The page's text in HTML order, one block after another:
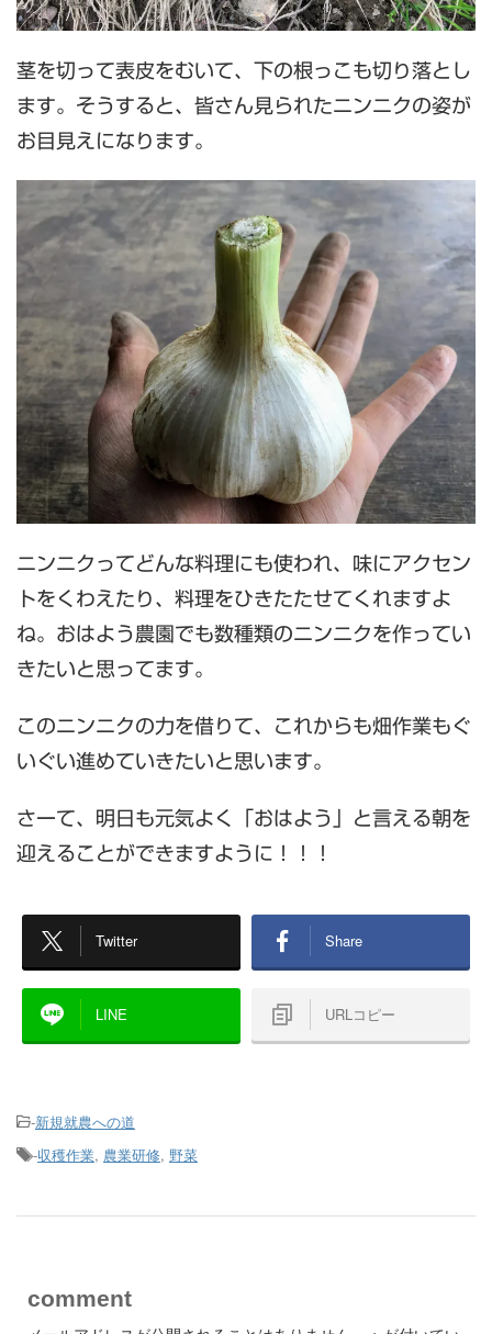
茎を切って表皮をむいて、下の根っこも切り落とし
ます。そうすると、皆さん見られたニンニクの姿が
お目見えになります。
ニンニクってどんな料理にも使われ、味にアクセン
トをくわえたり、料理をひきたたせてくれますよ
ね。おはよう農園でも数種類のニンニクを作ってい
きたいと思ってます。
このニンニクの力を借りて、これからも畑作業もぐ
いぐい進めていきたいと思います。
さーて、明日も元気よく「おはよう」と言える朝を
迎えることができますように！！！
Twitter Share
LINE URLコピー
-新規就農への道
-収穫作業, 農業研修, 野菜
comment